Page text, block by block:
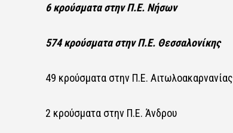
6 κρούσματα στην Π.Ε. Νήσων
574 κρούσματα στην Π.Ε. Θεσσαλονίκης
49 κρούσματα στην Π.Ε. Αιτωλοακαρνανίας
2 κρούσματα στην Π.Ε. Άνδρου